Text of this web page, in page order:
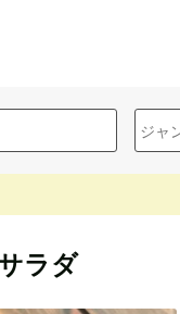
ラダ